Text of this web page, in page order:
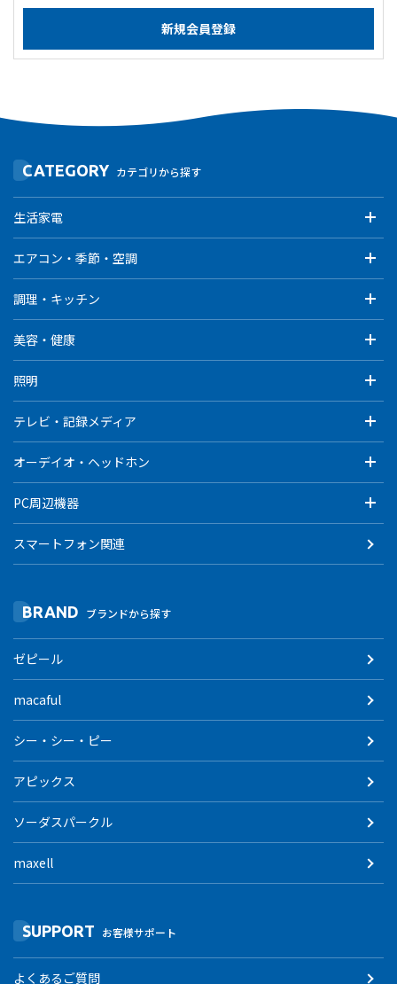
CATEGORY カテゴリから探す
生活家電
エアコン・季節・空調
調理・キッチン
美容・健康
照明
テレビ・記録メディア
オーデイオ・ヘッドホン
PC周辺機器
スマートフォン関連
BRAND ブランドから探す
ゼピール
macaful
シー・シー・ピー
アピックス
ソーダスパークル
maxell
SUPPORT お客様サポート
よくあるご質問